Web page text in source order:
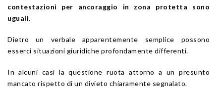
contestazioni per ancoraggio in zona protetta sono
uguali.
Dietro un verbale apparentemente semplice possono
esserci situazioni giuridiche profondamente differenti.
In alcuni casi la questione ruota attorno a un presunto
mancato rispetto di un divieto chiaramente segnalato.